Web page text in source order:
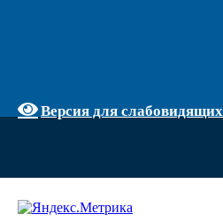
Версия для слабовидящих